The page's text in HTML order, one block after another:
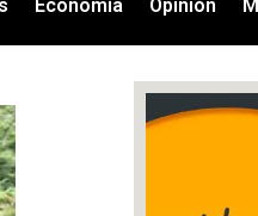
Economía Opinión